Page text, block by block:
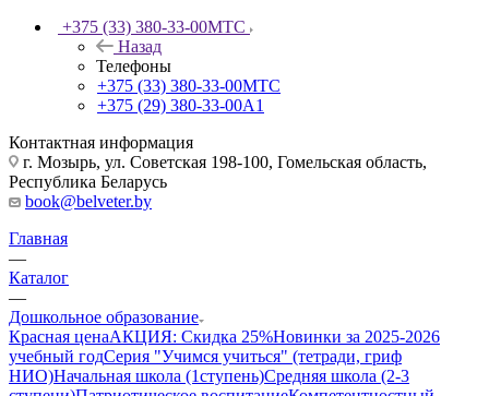
+375 (33) 380-33-00МТС
Назад
Телефоны
+375 (33) 380-33-00МТС
+375 (29) 380-33-00А1
Контактная информация
г. Мозырь, ул. Советская 198-100, Гомельская область,
Республика Беларусь
book@belveter.by
Главная
—
Каталог
—
Дошкольное образование
Красная ценаАКЦИЯ: Скидка 25%Новинки за 2025-2026
учебный годСерия "Учимся учиться" (тетради, гриф
НИО)Начальная школа (1ступень)Средняя школа (2-3